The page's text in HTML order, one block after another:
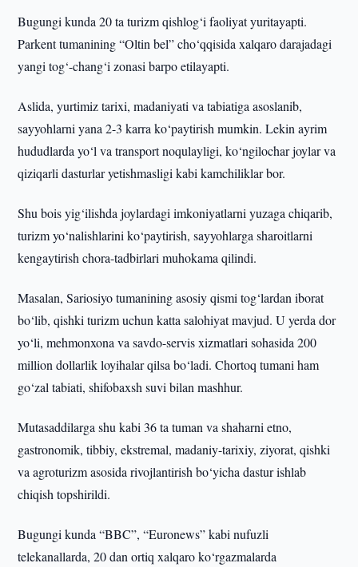
Bugungi kunda 20 ta turizm qishlog‘i faoliyat yuritayapti.
Parkent tumanining “Oltin bel” cho‘qqisida xalqaro darajadagi
yangi tog‘-chang‘i zonasi barpo etilayapti.
Aslida, yurtimiz tarixi, madaniyati va tabiatiga asoslanib,
sayyohlarni yana 2-3 karra ko‘paytirish mumkin. Lekin ayrim
hududlarda yo‘l va transport noqulayligi, ko‘ngilochar joylar va
qiziqarli dasturlar yetishmasligi kabi kamchiliklar bor.
Shu bois yig‘ilishda joylardagi imkoniyatlarni yuzaga chiqarib,
turizm yo‘nalishlarini ko‘paytirish, sayyohlarga sharoitlarni
kengaytirish chora-tadbirlari muhokama qilindi.
Masalan, Sariosiyo tumanining asosiy qismi tog‘lardan iborat
bo‘lib, qishki turizm uchun katta salohiyat mavjud. U yerda dor
yo‘li, mehmonxona va savdo-servis xizmatlari sohasida 200
million dollarlik loyihalar qilsa bo‘ladi. Chortoq tumani ham
go‘zal tabiati, shifobaxsh suvi bilan mashhur.
Mutasaddilarga shu kabi 36 ta tuman va shaharni etno,
gastronomik, tibbiy, ekstremal, madaniy-tarixiy, ziyorat, qishki
va agroturizm asosida rivojlantirish bo‘yicha dastur ishlab
chiqish topshirildi.
Bugungi kunda “BBC”, “Euronews” kabi nufuzli
telekanallarda, 20 dan ortiq xalqaro ko‘rgazmalarda